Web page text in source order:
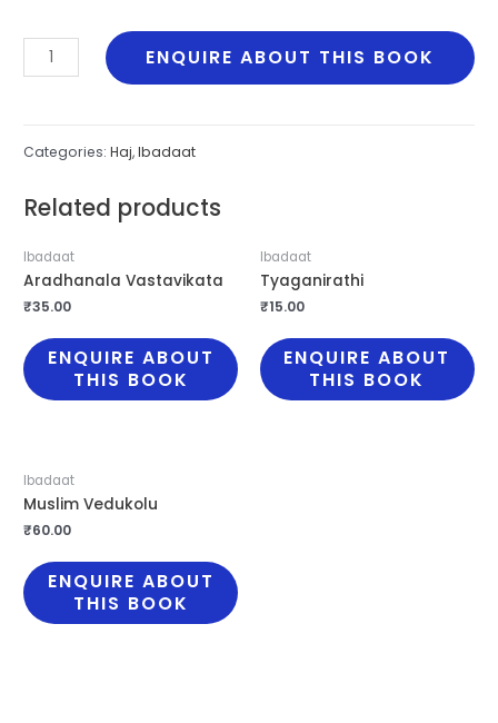
Yatra
ENQUIRE ABOUT THIS BOOK
Categories:Haj,Ibadaat
Related products
Ibadaat
Aradhanala Vastavikata
₹35.00
ENQUIRE ABOUT
THIS BOOK
Ibadaat
Tyaganirathi
₹15.00
ENQUIRE ABOUT
THIS BOOK
Ibadaat
Muslim Vedukolu
₹60.00
ENQUIRE ABOUT
THIS BOOK